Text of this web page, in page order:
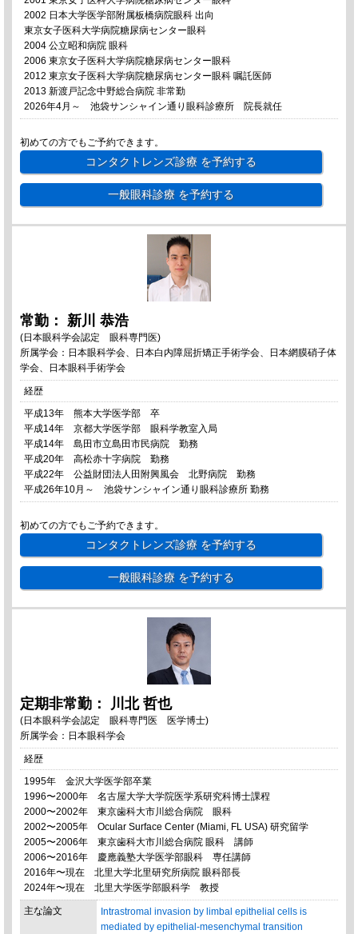
2002 日本大学医学部附属板橋病院眼科 出向
東京女子医科大学病院糖尿病センター眼科
2004 公立昭和病院 眼科
2006 東京女子医科大学病院糖尿病センター眼科
2012 東京女子医科大学病院糖尿病センター眼科 嘱託医師
2013 新渡戸記念中野総合病院 非常勤
2026年4月～ 池袋サンシャイン通り眼科診療所 院長就任
初めての方でもご予約できます。
コンタクトレンズ診療 を予約する
一般眼科診療 を予約する
常勤： 新川 恭浩
(日本眼科学会認定 眼科専門医)
所属学会：日本眼科学会、日本白内障屈折矯正手術学会、日本網膜硝子体
学会、日本眼科手術学会
経歴
平成13年 熊本大学医学部 卒
平成14年 京都大学医学部 眼科学教室入局
平成14年 島田市立島田市民病院 勤務
平成20年 高松赤十字病院 勤務
平成22年 公益財団法人田附興風会 北野病院 勤務
平成26年10月～ 池袋サンシャイン通り眼科診療所 勤務
初めての方でもご予約できます。
コンタクトレンズ診療 を予約する
一般眼科診療 を予約する
定期非常勤： 川北 哲也
(日本眼科学会認定 眼科専門医 医学博士)
所属学会：日本眼科学会
経歴
1995年 金沢大学医学部卒業
1996〜2000年 名古屋大学大学院医学系研究科博士課程
2000〜2002年 東京歯科大市川総合病院 眼科
2002〜2005年 Ocular Surface Center (Miami, FL USA) 研究留学
2005〜2006年 東京歯科大市川総合病院 眼科 講師
2006〜2016年 慶應義塾大学医学部眼科 専任講師
2016年〜現在 北里大学北里研究所病院 眼科部長
2024年〜現在 北里大学医学部眼科学 教授
主な論文
Intrastromal invasion by limbal epithelial cells is
mediated by epithelial-mesenchymal transition